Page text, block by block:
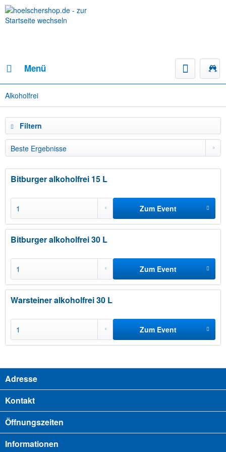
Menü
Alkoholfrei
Filtern
Bitburger alkoholfrei 15 L
Zum Event
hinzufügen
Bitburger alkoholfrei 30 L
Zum Event
hinzufügen
Warsteiner alkoholfrei 30 L
Zum Event
hinzufügen
Adresse
Kontakt
Öffnungszeiten
Informationen